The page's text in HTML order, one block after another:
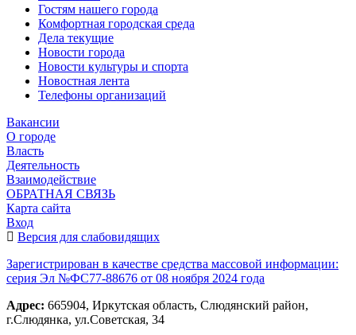
Гостям нашего города
Комфортная городская среда
Дела текущие
Новости города
Новости культуры и спорта
Новостная лента
Телефоны организаций
Вакансии
О городе
Власть
Деятельность
Взаимодействие
ОБРАТНАЯ СВЯЗЬ
Карта сайта
Вход
Версия для слабовидящих
Зарегистрирован в качестве средства массовой информации:
серия Эл №ФС77-88676 от 08 ноября 2024 года
Адрес: 665904, Иркутская область, Слюдянский район,
г.Слюдянка, ул.Советская, 34